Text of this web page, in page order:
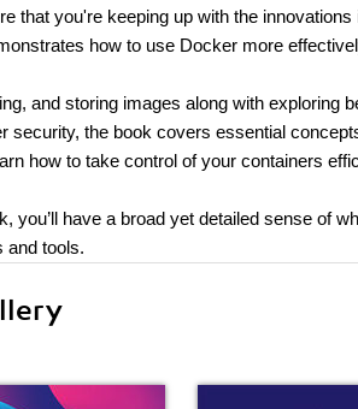
that you're keeping up with the
how to use Docker more
and storing images along with exploring
security, the book covers essential
how to take control of your containers
you’ll have a broad yet detailed sense of
and tools.